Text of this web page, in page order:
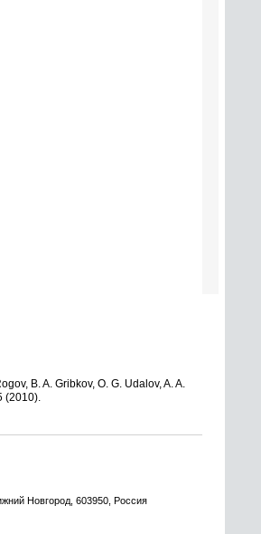
B. A. Gribkov, O. G. Udalov, A. A.
(2010).
Новгород, 603950, Россия